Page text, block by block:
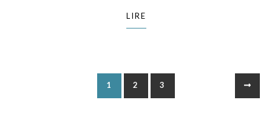
LIRE
1 2 3